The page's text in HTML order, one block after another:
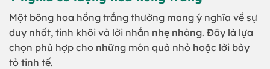
Một bông hoa hồng trắng thường mang ý nghĩa về sự
duy nhất, tinh khôi và lời nhắn nhẹ nhàng. Đây là lựa
chọn phù hợp cho những món quà nhỏ hoặc lời bày
tỏ tinh tế.